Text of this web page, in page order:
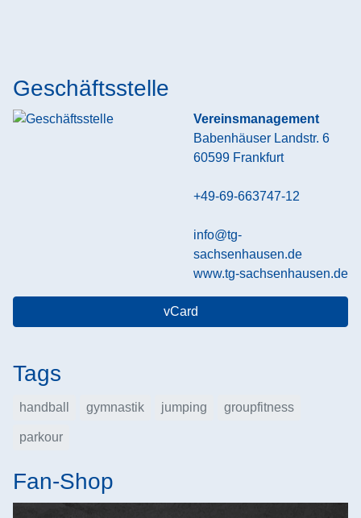
Geschäftsstelle
Vereinsmanagement
Babenhäuser Landstr. 6
60599 Frankfurt
+49-69-663747-12
info@tg-
sachsenhausen.de
www.tg-sachsenhausen.de
vCard
Tags
handball gymnastik jumping groupfitness
parkour
Fan-Shop